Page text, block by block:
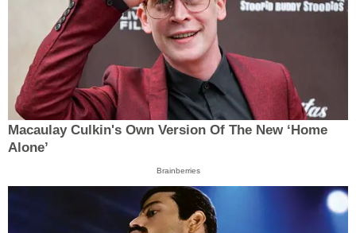
Macaulay Culkin's Own Version Of The New ‘Home
Alone’
Brainberries